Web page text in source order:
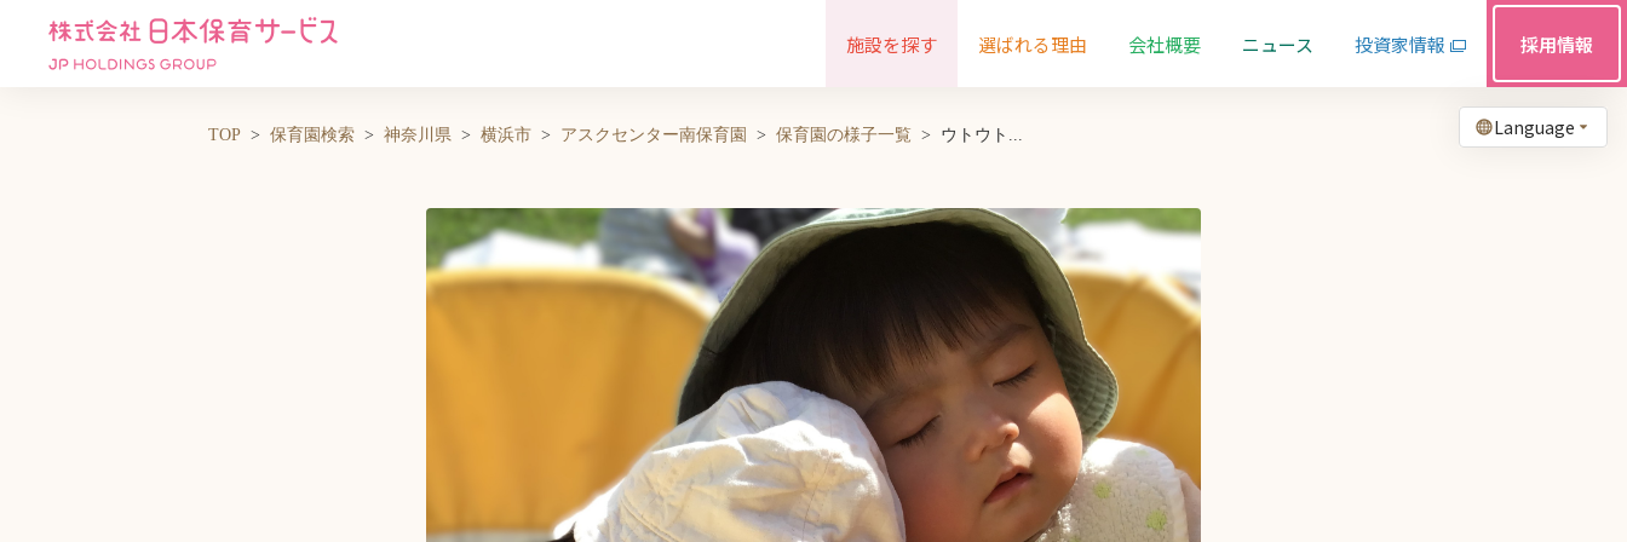
Language
施設を探す 選ばれる理由 会社概要 ニュース 投資家情報 採用情報
TOP 保育園検索 神奈川県 横浜市 アスクセンター南保育園 保育園の様子一覧 ウトウト...